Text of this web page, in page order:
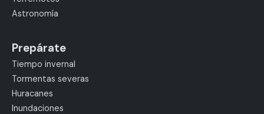
Astronomía
Prepárate
Tiempo invernal
Tormentas severas
Huracanes
Inundaciones